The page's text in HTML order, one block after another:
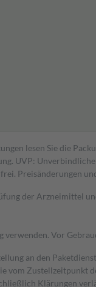
lesen Sie die
UVP: Unverbindliche
Preisänderungen
der Arzneimittel
verwenden. Vor
an den
vom Zustellzeitpunkt
Klärungen